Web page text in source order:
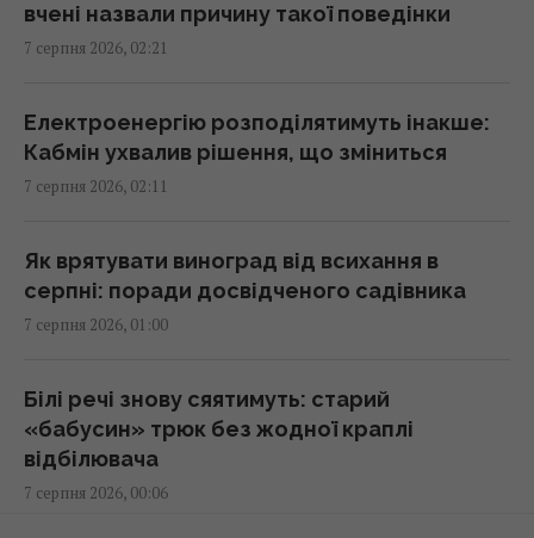
00:22 п'ятниця, 07 серпня 2026
віком 8000 років: що їх здивувало
23:58 четвер, 06 серпня 2026
ефективність роботи російської ППО
23:39 четвер, 06 серпня 2026
успішних чоловіків без вищої освіти, –
дослідження
23:24 четвер, 06 серпня 2026
вчені назвали причину такої поведінки
7 серпня 2026, 02:21
Електроенергію розподілятимуть інакше:
Кабмін ухвалив рішення, що зміниться
7 серпня 2026, 02:11
Як врятувати виноград від всихання в
серпні: поради досвідченого садівника
7 серпня 2026, 01:00
Білі речі знову сяятимуть: старий
«бабусин» трюк без жодної краплі
відбілювача
7 серпня 2026, 00:06